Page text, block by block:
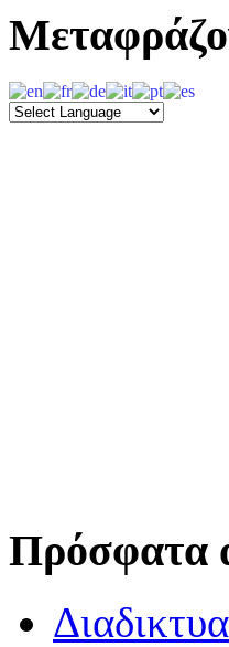
Πρόσφατα